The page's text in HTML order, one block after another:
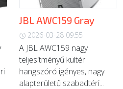
JBL AWC159 Gray
2026-03-28 09:55
A JBL AWC159 nagy
teljesítményű kültéri
hangszóró igényes, nagy
alapterületű szabadtéri...